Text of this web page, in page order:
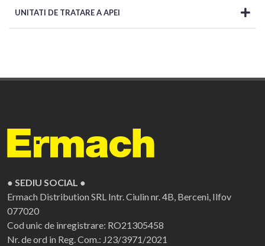
UNITATI DE TRATARE A APEI
● SEDIU SOCIAL ●
Ermach Distribution SRL Intr. Ciulin nr. 4B, Berceni, Ilfov
077020
Cod unic de inregistrare: RO21305458
Nr. de ord in Reg. Com.: J23/3971/2021